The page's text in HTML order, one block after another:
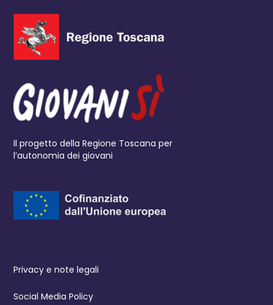
Il progetto della Regione Toscana per
l’autonomia dei giovani
Privacy e note legali
Social Media Policy